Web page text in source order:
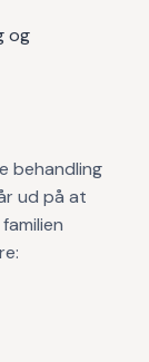
og
behandling
ud på at